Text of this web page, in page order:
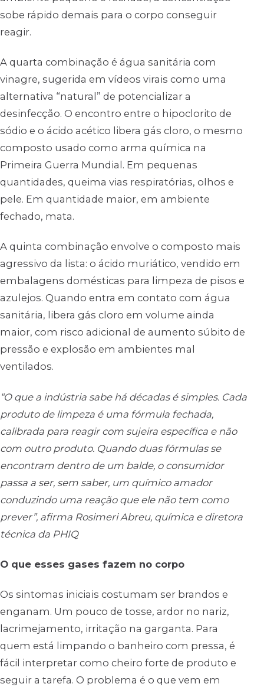
sobe rápido demais para o corpo conseguir
reagir.
A quarta combinação é água sanitária com
vinagre, sugerida em vídeos virais como uma
alternativa “natural” de potencializar a
desinfecção. O encontro entre o hipoclorito de
sódio e o ácido acético libera gás cloro, o mesmo
composto usado como arma química na
Primeira Guerra Mundial. Em pequenas
quantidades, queima vias respiratórias, olhos e
pele. Em quantidade maior, em ambiente
fechado, mata.
A quinta combinação envolve o composto mais
agressivo da lista: o ácido muriático, vendido em
embalagens domésticas para limpeza de pisos e
azulejos. Quando entra em contato com água
sanitária, libera gás cloro em volume ainda
maior, com risco adicional de aumento súbito de
pressão e explosão em ambientes mal
ventilados.
“O que a indústria sabe há décadas é simples. Cada
produto de limpeza é uma fórmula fechada,
calibrada para reagir com sujeira específica e não
com outro produto. Quando duas fórmulas se
encontram dentro de um balde, o consumidor
passa a ser, sem saber, um químico amador
conduzindo uma reação que ele não tem como
prever”, afirma Rosimeri Abreu, química e diretora
técnica da PHIQ
O que esses gases fazem no corpo
Os sintomas iniciais costumam ser brandos e
enganam. Um pouco de tosse, ardor no nariz,
lacrimejamento, irritação na garganta. Para
quem está limpando o banheiro com pressa, é
fácil interpretar como cheiro forte de produto e
seguir a tarefa. O problema é o que vem em